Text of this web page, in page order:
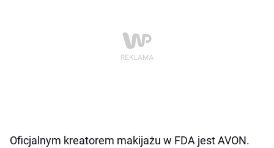
Oficjalnym kreatorem makijażu w FDA jest AVON.